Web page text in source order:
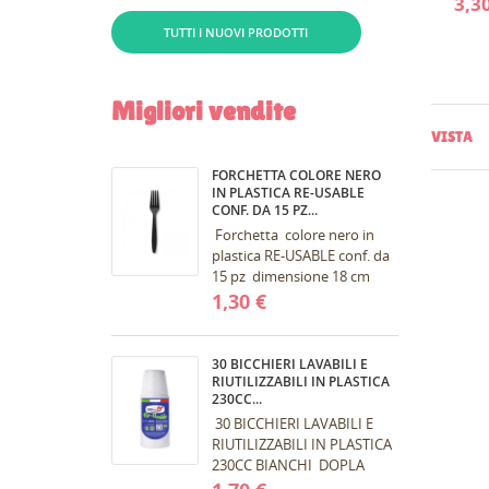
TUTTI I NUOVI PRODOTTI
Migliori vendite
FORCHETTA COLORE NERO
IN PLASTICA RE-USABLE
CONF. DA 15 PZ...
Forchetta colore nero in
plastica RE-USABLE conf. da
15 pz dimensione 18 cm
Forchetta in plastica di
colore nero L. 18 cm , la
singola...
1,30 €
30 BICCHIERI LAVABILI E
RIUTILIZZABILI IN PLASTICA
230CC...
30 BICCHIERI LAVABILI E
RIUTILIZZABILI IN PLASTICA
230CC BIANCHI DOPLA
VISTA